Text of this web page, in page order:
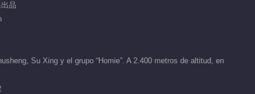
01:12
品
Su Xing y el grupo “Homie”. A 2.400 metros de altitud, en